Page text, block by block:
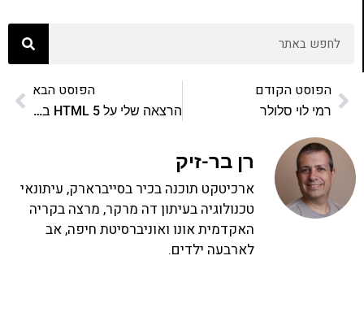
הפוסט הקודם
רמי לוי סלולר
הפוסט הבא
הרצאה שלי על HTML 5 באוניברסיטת תל אביב
רן בר-זיק
ארכיטקט תוכנה בכיר בסייברארק, עיתונאי
טכנולוגיה בעיתון דה מרקר, מרצה בקריה
האקדמית אונו ואוניברסיטת חיפה, אב
לארבעה ילדים.